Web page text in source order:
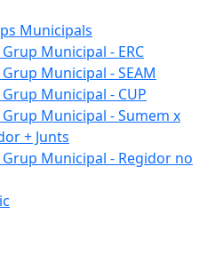
Municipals
Municipal - ERC
Municipal - SEAM
Municipal - CUP
Municipal - Sumem x
+ Junts
Municipal - Regidor no